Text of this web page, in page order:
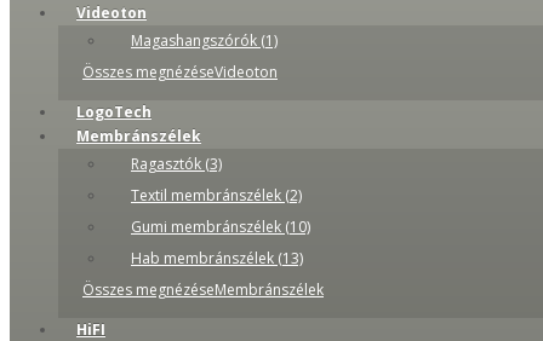
Videoton
Magashangszórók (1)
Összes megnézéseVideoton
LogoTech
Membránszélek
Ragasztók (3)
Textil membránszélek (2)
Gumi membránszélek (10)
Hab membránszélek (13)
Összes megnézéseMembránszélek
HiFI